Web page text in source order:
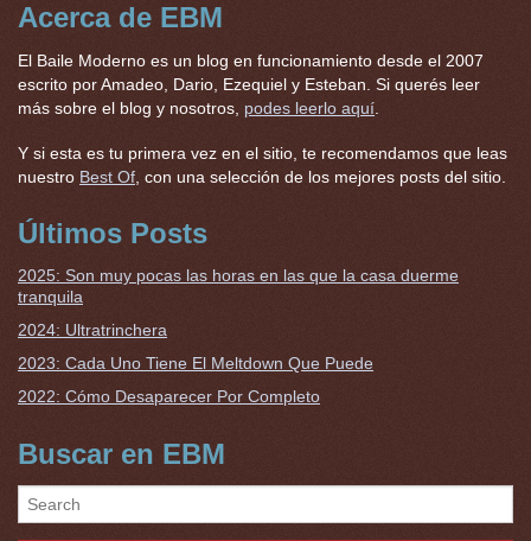
Acerca de EBM
El Baile Moderno es un blog en funcionamiento desde el 2007
escrito por Amadeo, Dario, Ezequiel y Esteban. Si querés leer
más sobre el blog y nosotros, podes leerlo aquí.
Y si esta es tu primera vez en el sitio, te recomendamos que leas
nuestro Best Of, con una selección de los mejores posts del sitio.
Últimos Posts
2025: Son muy pocas las horas en las que la casa duerme
tranquila
2024: Ultratrinchera
2023: Cada Uno Tiene El Meltdown Que Puede
2022: Cómo Desaparecer Por Completo
Buscar en EBM